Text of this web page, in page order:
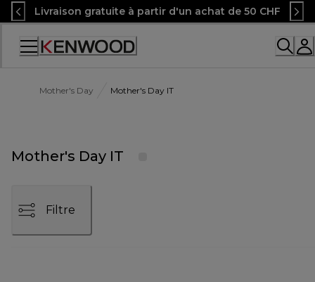
Skip
to
Content
Livraison gratuite à partir d'un achat de 50 CHF
Accessibility
Mother's Day Mother's Day IT
Mother's Day IT
Filtre